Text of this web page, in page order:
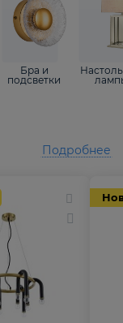
Бра и
подсветки
Подробнее